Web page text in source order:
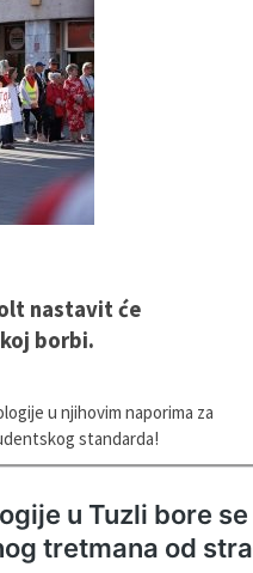
nastavit će
borbi.
u njihovim naporima za
standarda!